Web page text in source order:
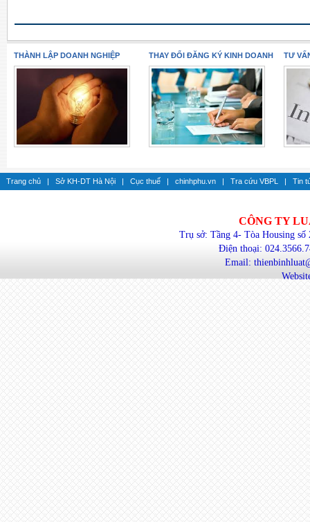
THÀNH LẬP DOANH NGHIỆP THAY ĐỔI ĐĂNG KÝ KINH DOANH TƯ
Trang chủ | Sở KH-DT Hà Nội | Cục thuế | chinhphu.vn | Tra cứu VBPL | Tin
CÔNG TY
Trụ sở: Tầng 4- Tòa Housing
Điện thoại:
Email: